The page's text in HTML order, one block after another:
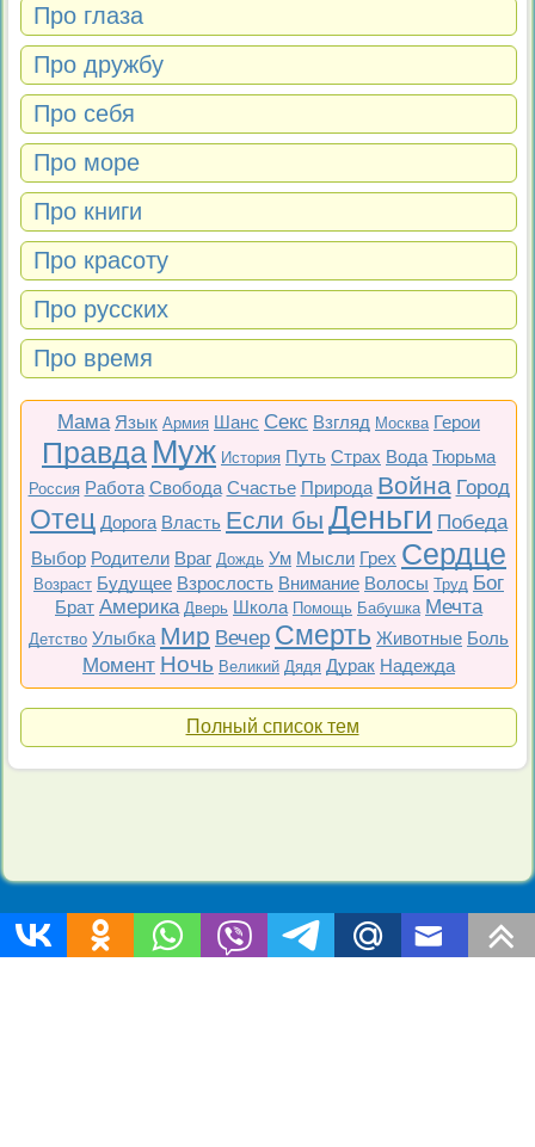
Про глаза
Про дружбу
Про себя
Про море
Про книги
Про красоту
Про русских
Про время
Мама Язык Армия Шанс Секс Взгляд Москва Герои
Правда Муж История Путь Страх Вода Тюрьма
Россия Работа Свобода Счастье Природа Война Город
Отец Дорога Власть Если бы Деньги Победа
Выбор Родители Враг Дождь Ум Мысли Грех Сердце
Возраст Будущее Взрослость Внимание Волосы Труд Бог
Брат Америка Дверь Школа Помощь Бабушка Мечта
Детство Улыбка Мир Вечер Смерть Животные Боль
Момент Ночь Великий Дядя Дурак Надежда
Полный список тем
Топ 200 Все фильмы Советские Российские
Все темы